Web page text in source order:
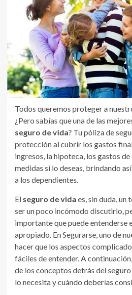
Todos queremos proteger a
¿Pero sabías que una de las
seguro de vida? Tu póliza de
protección al cubrir los gastos
ingresos, la hipoteca, los gastos
medidas si lo deseas, brindando
a los dependientes.
El seguro de vida es, sin duda, un
ser un poco incómodo discutirlo,
importante que puede entenderse
apropiado. En Segurarse, uno de
hacer que los aspectos
fáciles de entender. A
de los conceptos detrás del
lo necesita y cuándo deberías